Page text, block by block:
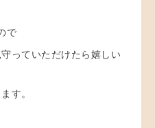
で
っていただけたら嬉しい
す。